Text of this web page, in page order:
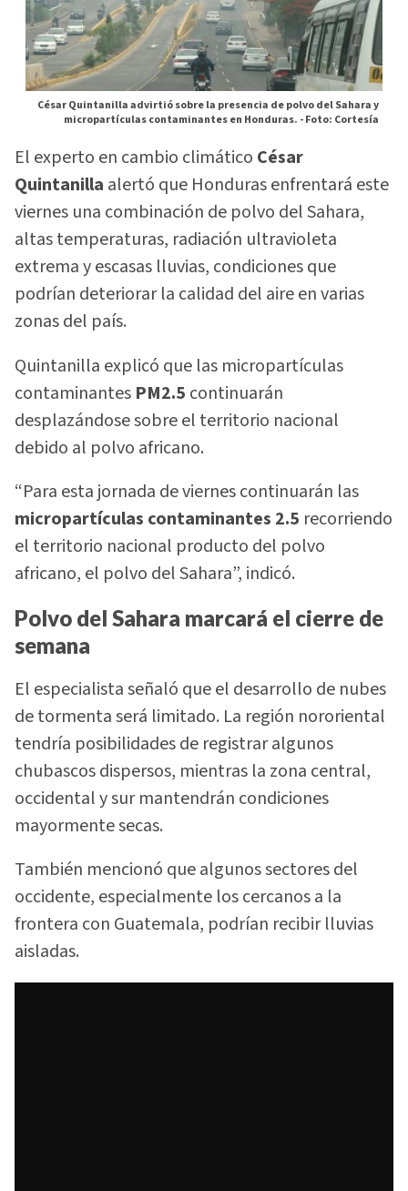
César Quintanilla advirtió sobre la presencia de polvo del Sahara y
micropartículas contaminantes en Honduras. -Foto: Cortesía
El experto en cambio climático César
Quintanilla alertó que Honduras enfrentará este
viernes una combinación de polvo del Sahara,
altas temperaturas, radiación ultravioleta
extrema y escasas lluvias, condiciones que
podrían deteriorar la calidad del aire en varias
zonas del país.
Quintanilla explicó que las micropartículas
contaminantes PM2.5 continuarán
desplazándose sobre el territorio nacional
debido al polvo africano.
“Para esta jornada de viernes continuarán las
micropartículas contaminantes 2.5 recorriendo
el territorio nacional producto del polvo
africano, el polvo del Sahara”, indicó.
Polvo del Sahara marcará el cierre de
semana
El especialista señaló que el desarrollo de nubes
de tormenta será limitado. La región nororiental
tendría posibilidades de registrar algunos
chubascos dispersos, mientras la zona central,
occidental y sur mantendrán condiciones
mayormente secas.
También mencionó que algunos sectores del
occidente, especialmente los cercanos a la
frontera con Guatemala, podrían recibir lluvias
aisladas.